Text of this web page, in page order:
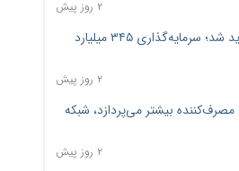
۲ روز پیش
جنگ کریدورها وارد فاز جدید شد؛ سرمایه‌گذاری ۳۴۵ میلیارد
۲ روز پیش
مصرف‌کننده بیشتر می‌پردازد، شبکه
۲ روز پیش